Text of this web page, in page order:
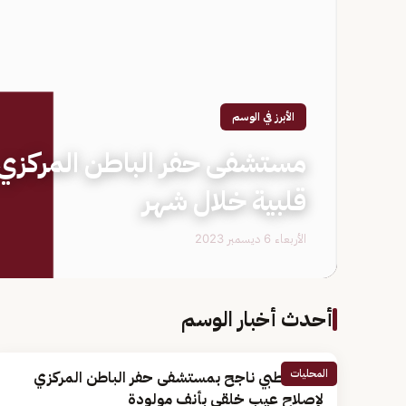
الأبرز في الوسم
قلبية خلال شهر
الأربعاء 6 ديسمبر 2023
أحدث أخبار الوسم
المحليات
تدخل طبي ناجح بمستشفى حفر الباطن المركزي
لإصلاح عيب خلقي بأنف مولودة